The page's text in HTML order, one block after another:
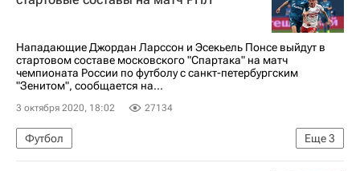
Нападающие Джордан Ларссон и Эсекьель Понсе выйдут в
стартовом составе московского "Спартака" на матч
чемпионата России по футболу с санкт-петербургским
"Зенитом", сообщается на...
3 октября 2020, 18:02 27134
Еще3
Футбол
РПЛ 2026-2027 (Чемпионат России по футболу)